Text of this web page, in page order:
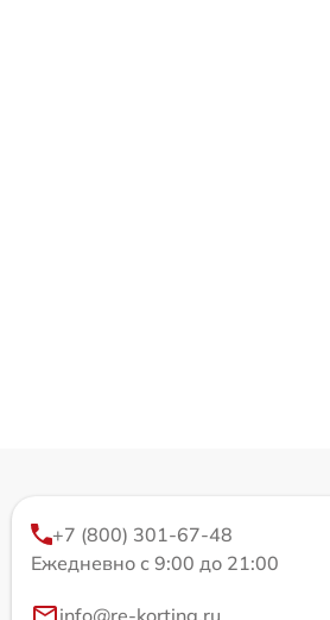
+7 (800) 301-67-48
Ежедневно с 9:00 до 21:00